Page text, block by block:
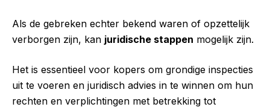
Als de gebreken echter bekend waren of opzettelijk
verborgen zijn, kan juridische stappen mogelijk zijn.
Het is essentieel voor kopers om grondige inspecties
uit te voeren en juridisch advies in te winnen om hun
rechten en verplichtingen met betrekking tot